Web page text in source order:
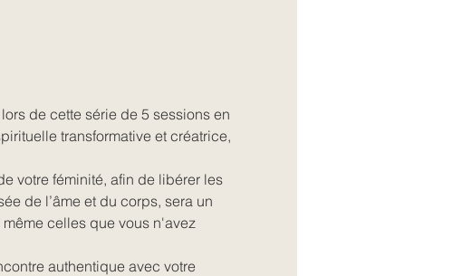
de cette série de 5 sessions en
transformative et créatrice,
votre féminité, afin de libérer les
de l’âme et du corps, sera un
celles que vous n'avez
authentique avec votre